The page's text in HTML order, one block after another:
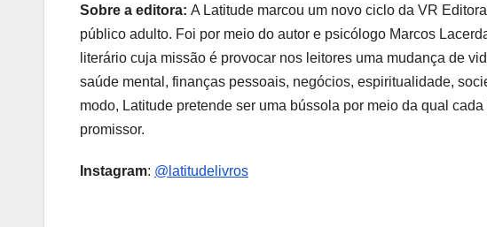
Sobre a editora: A Latitude marcou um novo ciclo da VR
público adulto. Foi por meio do autor e psicólogo Marcos
literário cuja missão é provocar nos leitores uma mudança de
saúde mental, finanças pessoais, negócios, espiritualidade,
modo, Latitude pretende ser uma bússola por meio da qual
promissor.
Instagram: @latitudelivros